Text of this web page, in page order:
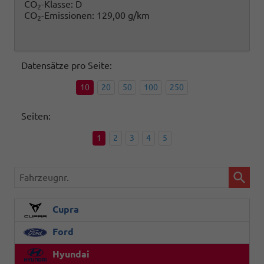
CO2-Klasse: D
CO2-Emissionen: 129,00 g/km
Datensätze pro Seite:
10 20 50 100 250
Seiten:
1 2 3 4 5
Fahrzeugnr.
Cupra
Ford
Hyundai